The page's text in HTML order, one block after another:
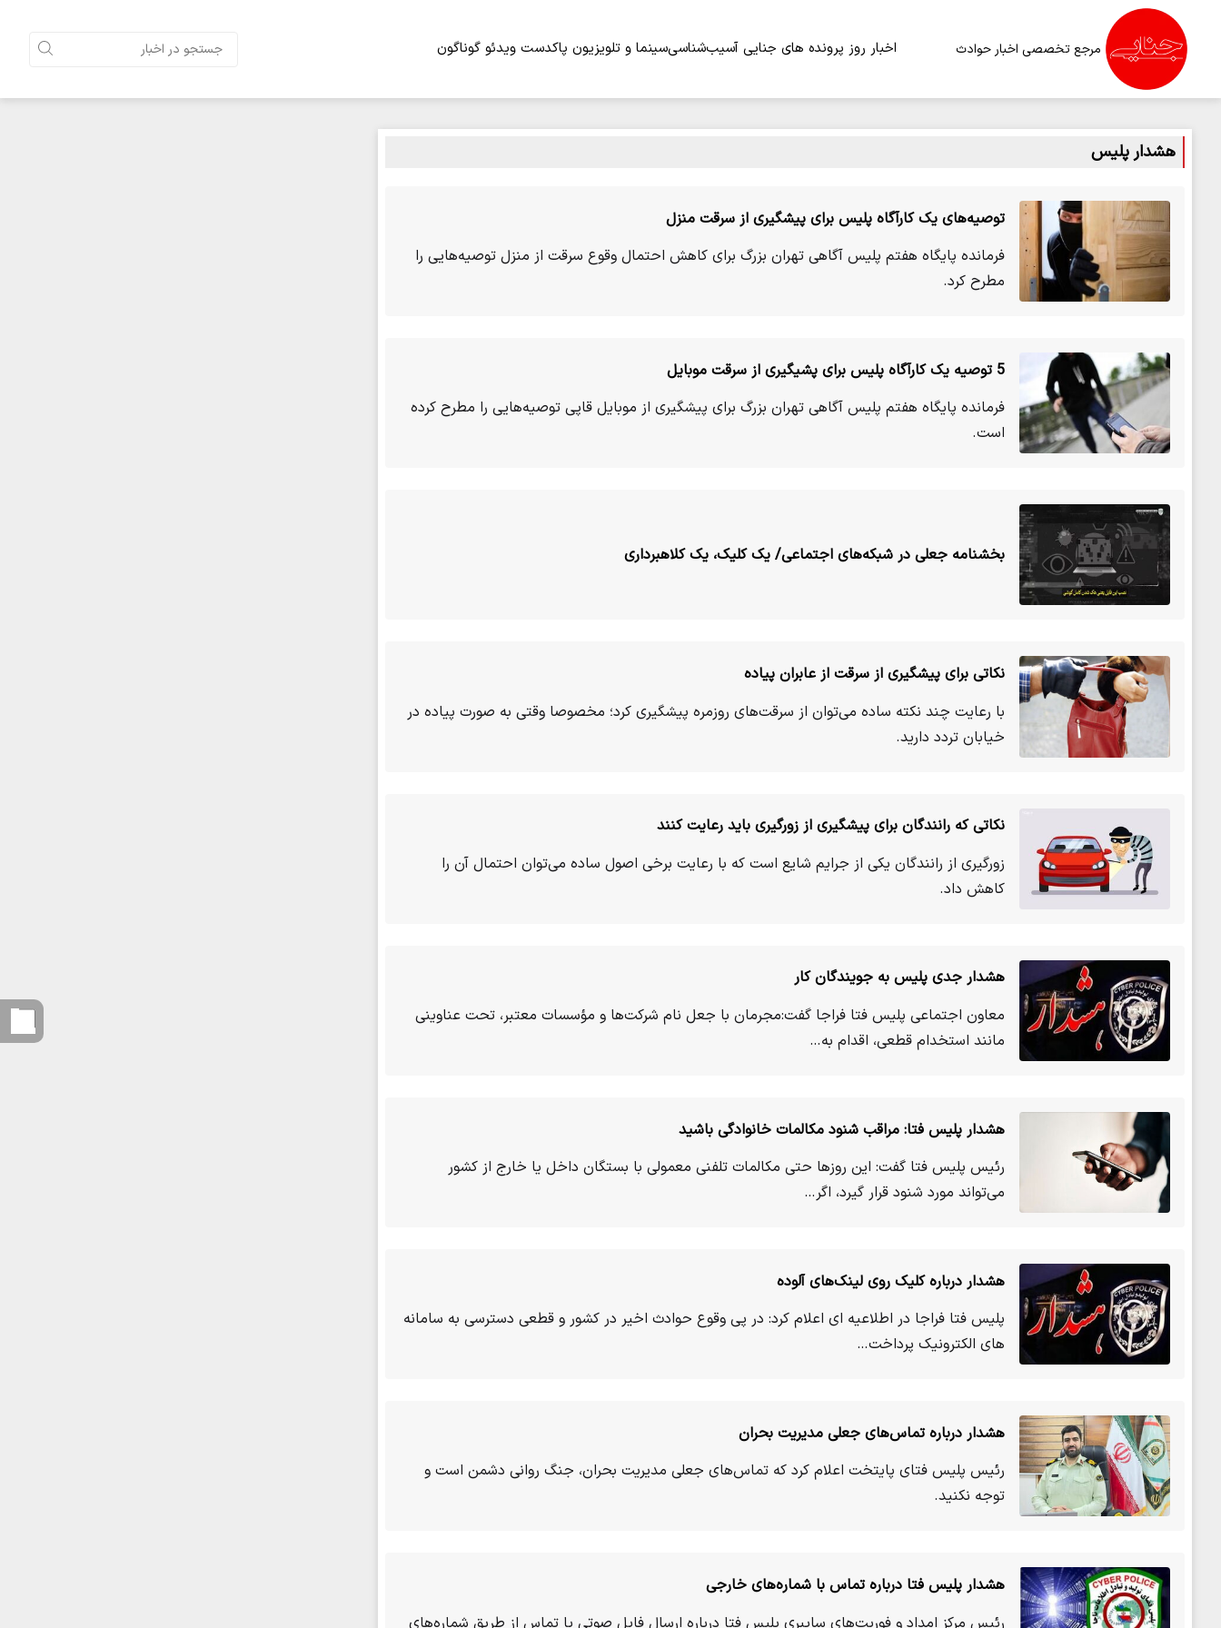
مرجع تخصصی اخبار حوادث اخبار روز پرونده های جنایی آسیب‌شناسیسینما و تلویزیون پاکدست ویدئو گوناگون
هشدار پلیس
توصیه‌های یک کارآگاه پلیس برای پیشگیری از سرقت منزل
فرمانده پایگاه هفتم پلیس آگاهی تهران بزرگ برای کاهش احتمال وقوع سرقت از منزل توصیه‌هایی را
مطرح کرد.
5 توصیه یک کارآگاه پلیس برای پشیگیری از سرقت موبایل
فرمانده پایگاه هفتم پلیس آگاهی تهران بزرگ برای پیشگیری از موبایل قاپی توصیه‌هایی را مطرح کرده
است.
بخشنامه جعلی در شبکه‌های اجتماعی/ یک کلیک، یک کلاهبرداری
نکاتی برای پیشگیری از سرقت از عابران پیاده
با رعایت چند نکته ساده می‌توان از سرقت‌های روزمره پیشگیری کرد؛ مخصوصا وقتی به صورت پیاده در
خیابان تردد دارید.
نکاتی که رانندگان برای پیشگیری از زورگیری باید رعایت کنند
زورگیری از رانندگان یکی از جرایم شایع است که با رعایت برخی اصول ساده می‌توان احتمال آن را
کاهش داد.
هشدار جدی پلیس به جویندگان کار
معاون اجتماعی پلیس فتا فراجا گفت:مجرمان با جعل نام شرکت‌ها و مؤسسات معتبر، تحت عناوینی
مانند استخدام قطعی، اقدام به…
هشدار پلیس فتا: مراقب شنود مکالمات خانوادگی باشید
رئیس پلیس فتا گفت: این روزها حتی مکالمات تلفنی معمولی با بستگان داخل یا خارج از کشور
می‌تواند مورد شنود قرار گیرد، اگر…
هشدار درباره کلیک روی لینک‌های آلوده
پلیس فتا فراجا در اطلاعیه ای اعلام کرد: در پی وقوع حوادث اخیر در کشور و قطعی دسترسی به سامانه
های الکترونیک پرداخت…
هشدار درباره تماس‌های جعلی مدیریت بحران
رئیس پلیس فتای پایتخت اعلام کرد که تماس‌های جعلی مدیریت بحران، جنگ روانی دشمن است و
توجه نکنید.
هشدار پلیس فتا درباره تماس با شماره‌های خارجی
رئیس مرکز امداد و فوریت‌های سایبری پلیس فتا درباره ارسال فایل صوتی یا تماس از طریق شماره‌های